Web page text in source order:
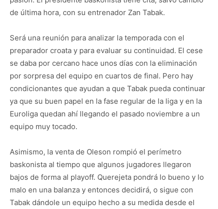
de última hora, con su entrenador Zan Tabak.
Será una reunión para analizar la temporada con el
preparador croata y para evaluar su continuidad. El cese
se daba por cercano hace unos días con la eliminación
por sorpresa del equipo en cuartos de final. Pero hay
condicionantes que ayudan a que Tabak pueda continuar
ya que su buen papel en la fase regular de la liga y en la
Euroliga quedan ahí llegando el pasado noviembre a un
equipo muy tocado.
Asimismo, la venta de Oleson rompió el perímetro
baskonista al tiempo que algunos jugadores llegaron
bajos de forma al playoff. Querejeta pondrá lo bueno y lo
malo en una balanza y entonces decidirá, o sigue con
Tabak dándole un equipo hecho a su medida desde el